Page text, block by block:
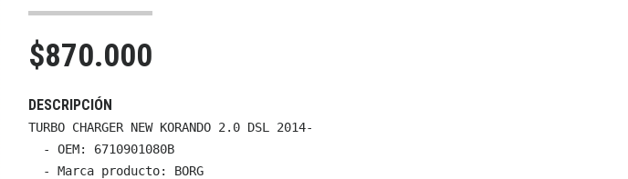
$870.000
DESCRIPCIÓN
TURBO CHARGER NEW KORANDO 2.0 DSL 2014-
  - OEM: 6710901080B
  - Marca producto: BORG